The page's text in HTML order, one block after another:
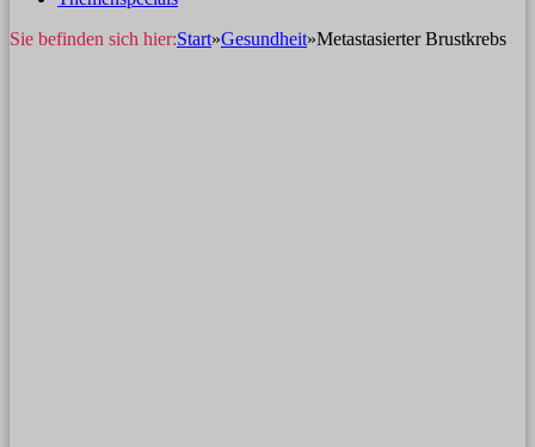
Sie befinden sich hier:Start»Gesundheit»Metastasierter Brustkrebs